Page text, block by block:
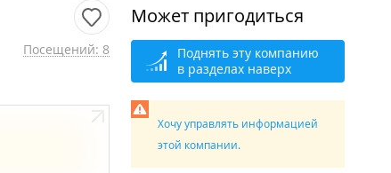
Посещений: 8
Может пригодиться
Поднять эту компанию
в разделах наверх
Хочу управлять информацией
этой компании.